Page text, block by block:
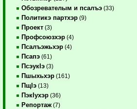
Обозревателым и псалъэ (33)
Политикэ партхэр (9)
Проект (3)
Профсоюзхэр (4)
Псалъэжьхэр (4)
Псапэ (61)
ПсэукIэ (3)
Пшыхьхэр (161)
ПщIэ (13)
ПэкIухэр (36)
Репортаж (7)